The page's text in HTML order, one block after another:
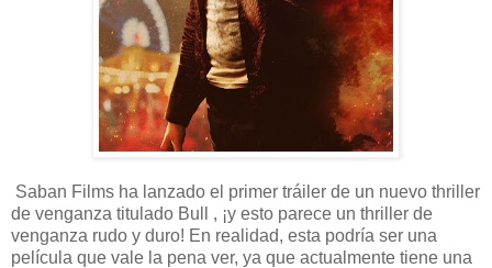
Saban Films ha lanzado el primer tráiler de un nuevo thriller
de venganza titulado Bull , ¡y esto parece un thriller de
venganza rudo y duro! En realidad, esta podría ser una
película que vale la pena ver, ya que actualmente tiene una